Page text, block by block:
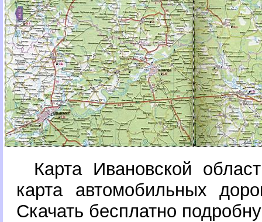
Карта Ивановской
карта автомобильных
Скачать бесплатно